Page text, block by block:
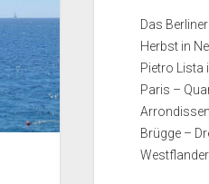
Das
Herbst in
Pietro Lista
Paris –
Brügge –